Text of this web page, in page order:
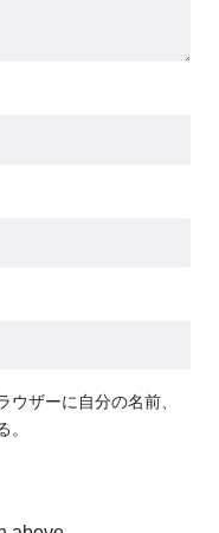
ザーに自分の名前、
。